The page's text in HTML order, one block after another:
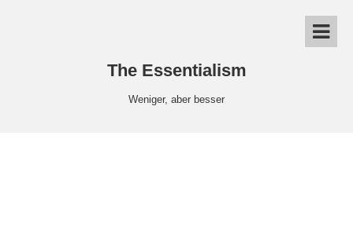
The Essentialism
Weniger, aber besser